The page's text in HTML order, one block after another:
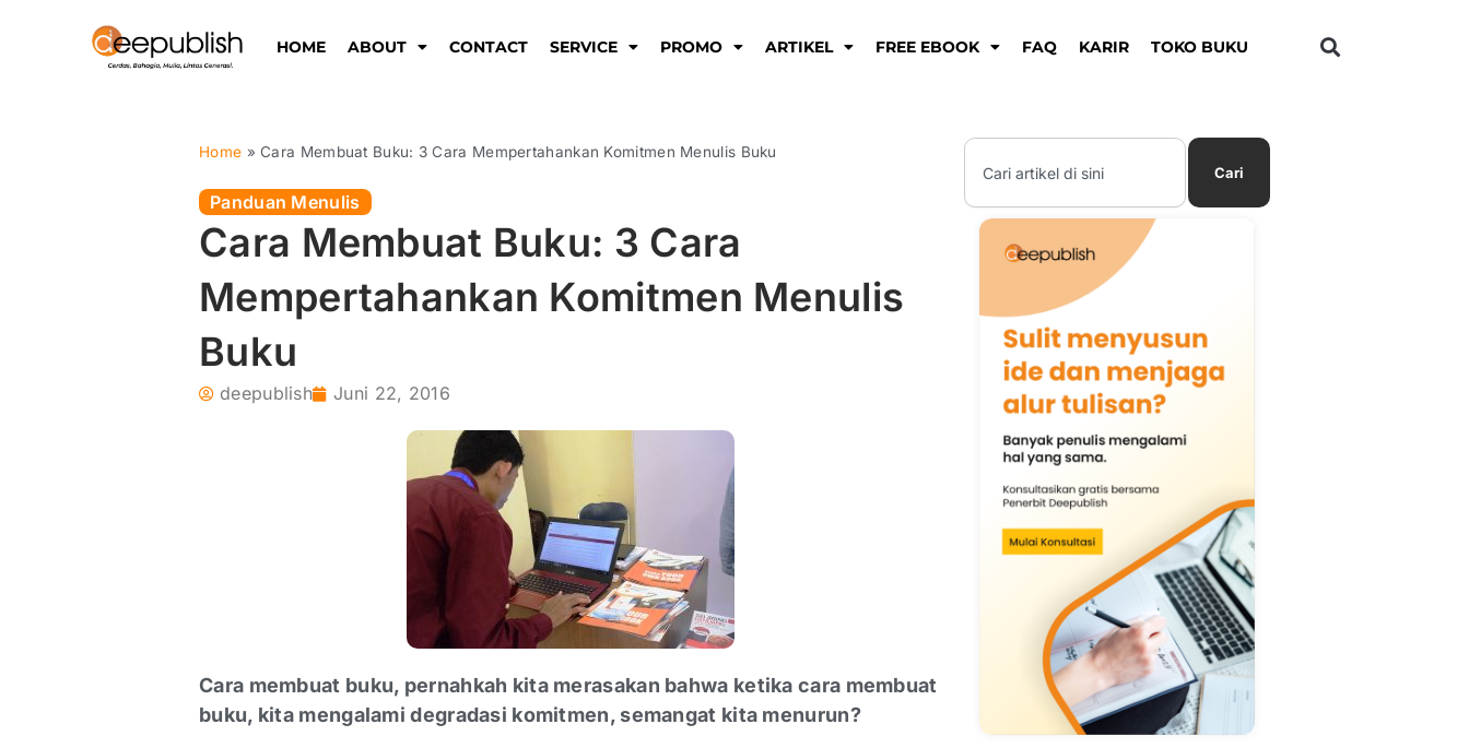
HOME ABOUT CONTACT SERVICE PROMO ARTIKEL FREE EBOOK FAQ KARIR TOKO BUKU
Home »Cara Membuat Buku: 3 Cara Mempertahankan Komitmen Menulis Buku
Panduan Menulis
Cara Membuat Buku: 3 Cara
Mempertahankan Komitmen Menulis
Buku
deepublish Juni 22, 2016
Cara membuat buku, pernahkah kita merasakan bahwa ketika cara membuat
buku, kita mengalami degradasi komitmen, semangat kita menurun?
Search
Cari